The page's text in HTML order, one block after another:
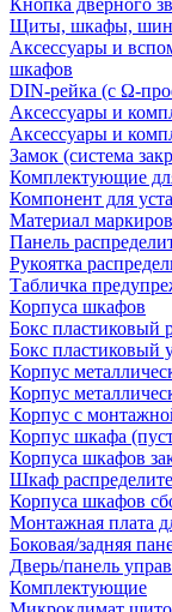
Кнопка дверного
Щиты, шкафы,
Аксессуары и
шкафов
DIN-рейка (с Ω-
Аксессуары и
Аксессуары и
Замок (система
Комплектующие
Компонент для
Материал
Панель
Рукоятка
Табличка
Корпуса шкафов
Бокс пластиковый
Бокс пластиковый
Корпус
Корпус
Корпус с
Корпус шкафа
Корпуса шкафов
Шкаф
Корпуса шкафов
Монтажная плата
Боковая/задняя
Дверь/панель
Комплектующие